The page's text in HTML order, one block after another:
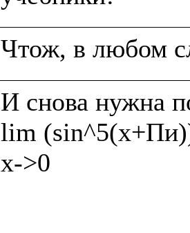
И снова нужна
lim
x->0